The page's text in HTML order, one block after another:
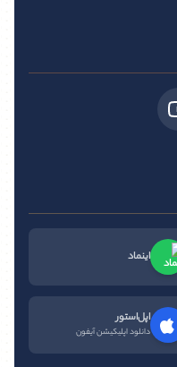
اینماد
اپل‌استور
دانلود اپلیکیشن آیفون